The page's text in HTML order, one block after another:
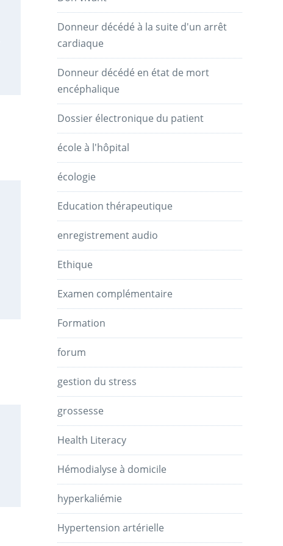
Donneur décédé à la suite d'un arrêt
cardiaque
Donneur décédé en état de mort
encéphalique
Dossier électronique du patient
école à l'hôpital
écologie
Education thérapeutique
enregistrement audio
Ethique
Examen complémentaire
Formation
forum
gestion du stress
grossesse
Health Literacy
Hémodialyse à domicile
hyperkaliémie
Hypertension artérielle